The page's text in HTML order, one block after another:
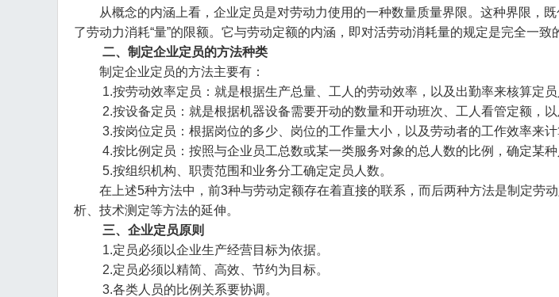
从概念的内涵上看，企业定员是对劳动力使用的一种数量质量界限。这种界限，既
了劳动力消耗“量”的限额。它与劳动定额的内涵，即对活劳动消耗量的规定是完全一致
二、制定企业定员的方法种类
制定企业定员的方法主要有：
1.按劳动效率定员：就是根据生产总量、工人的劳动效率，以及出勤率来核算定员
2.按设备定员：就是根据机器设备需要开动的数量和开动班次、工人看管定额，以
3.按岗位定员：根据岗位的多少、岗位的工作量大小，以及劳动者的工作效率来计
4.按比例定员：按照与企业员工总数或某一类服务对象的总人数的比例，确定某种
5.按组织机构、职责范围和业务分工确定定员人数。
在上述5种方法中，前3种与劳动定额存在着直接的联系，而后两种方法是制定劳
析、技术测定等方法的延伸。
三、企业定员原则
1.定员必须以企业生产经营目标为依据。
2.定员必须以精简、高效、节约为目标。
3.各类人员的比例关系要协调。